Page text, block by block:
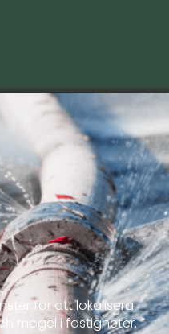
för att lokalisera
mögel i fastigheter.